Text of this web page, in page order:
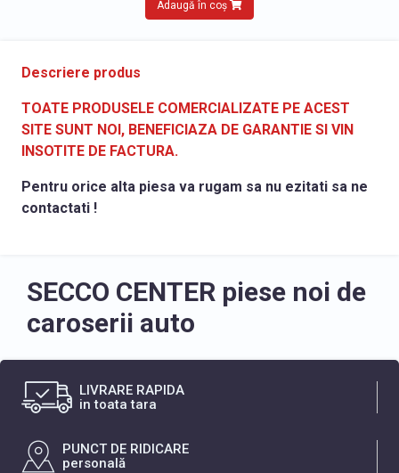
Adaugă în coș
Descriere produs
TOATE PRODUSELE COMERCIALIZATE PE ACEST
SITE SUNT NOI, BENEFICIAZA DE GARANTIE SI VIN
INSOTITE DE FACTURA.
Pentru orice alta piesa va rugam sa nu ezitati sa ne
contactati !
SECCO CENTER piese noi de
caroserii auto
LIVRARE RAPIDA
in toata tara
PUNCT DE RIDICARE
personală